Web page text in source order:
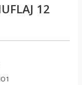
12